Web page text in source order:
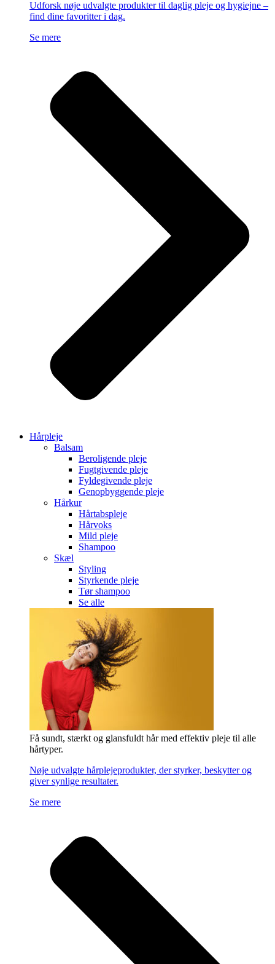
Udforsk nøje udvalgte produkter til daglig pleje og hygiejne –
find dine favoritter i dag.
Se mere
Hårpleje
Balsam
Beroligende pleje
Fugtgivende pleje
Fyldegivende pleje
Genopbyggende pleje
Hårkur
Hårtabspleje
Hårvoks
Mild pleje
Shampoo
Skæl
Styling
Styrkende pleje
Tør shampoo
Se alle
Få sundt, stærkt og glansfuldt hår med effektiv pleje til alle
hårtyper.
Nøje udvalgte hårplejeprodukter, der styrker, beskytter og
giver synlige resultater.
Se mere